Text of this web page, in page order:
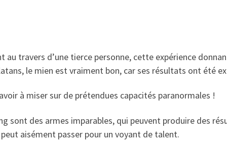
travers d’une tierce personne, cette expérience
le mien est vraiment bon, car ses résultats ont été
à miser sur de prétendues capacités paranormales !
sont des armes imparables, qui peuvent produire des
aisément passer pour un voyant de talent.